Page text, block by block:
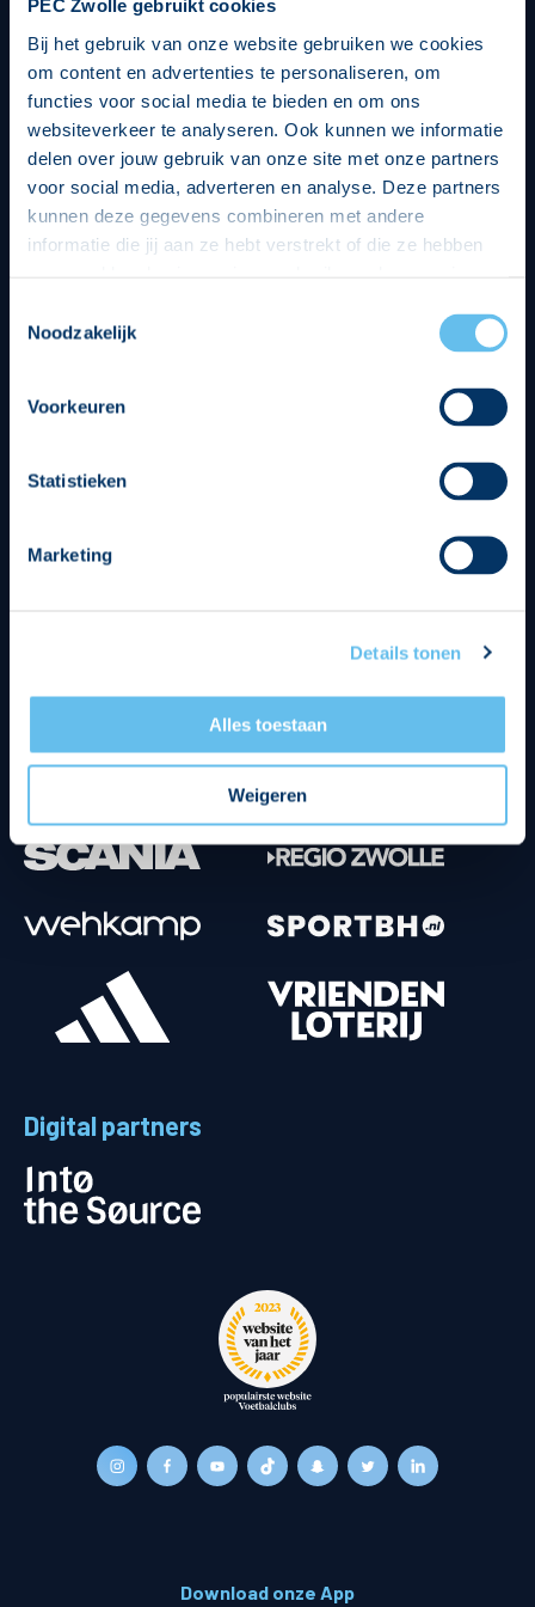
PEC Zwolle gebruikt cookies
Bij het gebruik van onze website gebruiken we cookies
om content en advertenties te personaliseren, om
functies voor social media te bieden en om ons
websiteverkeer te analyseren. Ook kunnen we informatie
delen over jouw gebruik van onze site met onze partners
voor social media, adverteren en analyse. Deze partners
kunnen deze gegevens combineren met andere
informatie die jij aan ze hebt verstrekt of die ze hebben
op een veilige en integere wijze. Je kunt je toestemming
beheren op de privacy- en cookieverklaring pagina.
Noodzakelijk
Voorkeuren
Statistieken
Marketing
Details tonen
Alles toestaan
Weigeren
Digital partners
Download onze App